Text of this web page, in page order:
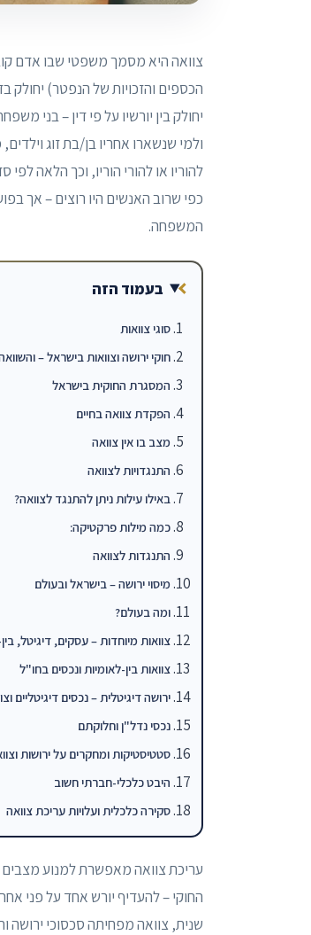
צוואה היא מסמך משפטי שבו אדם
הכספים והזכויות של הנפטר) יחולק
יחולק בין יורשיו על פי דין – בני
ולמי שנשארו אחריו בן/בת זוג
להוריו או להורי הוריו, וכך הלאה
כפי שרוב האנשים היו רוצים – אך
המשפחה.
בעמוד הזה
סוגי צוואות
חוקי ירושה וצוואות בישראל –
המסגרת החוקית בישראל
הפקדת צוואה בחיים
מצב בו אין צוואה
התנגדויות לצוואה
באילו עילות ניתן להתנגד לצוואה?
כמה מילות פרקטיקה:
התנגדות לצוואה
מיסוי ירושה – בישראל ובעולם
ומה בעולם?
צוואות מיוחדות – עסקים, דיגיטל,
צוואות בין-לאומיות ונכסים בחו"ל
ירושה דיגיטלית – נכסים דיגיטליים
נכסי נדל"ן וחלוקתם
סטטיסטיקות ומחקרים על ירושות
היבט כלכלי-חברתי חשוב
סקירה כלכלית ועלויות עריכת צוואה
עריכת צוואה מאפשרת למנוע מצבים
החוקי – להעדיף יורש אחד על פני
שנית, צוואה מפחיתה סכסוכי ירושה